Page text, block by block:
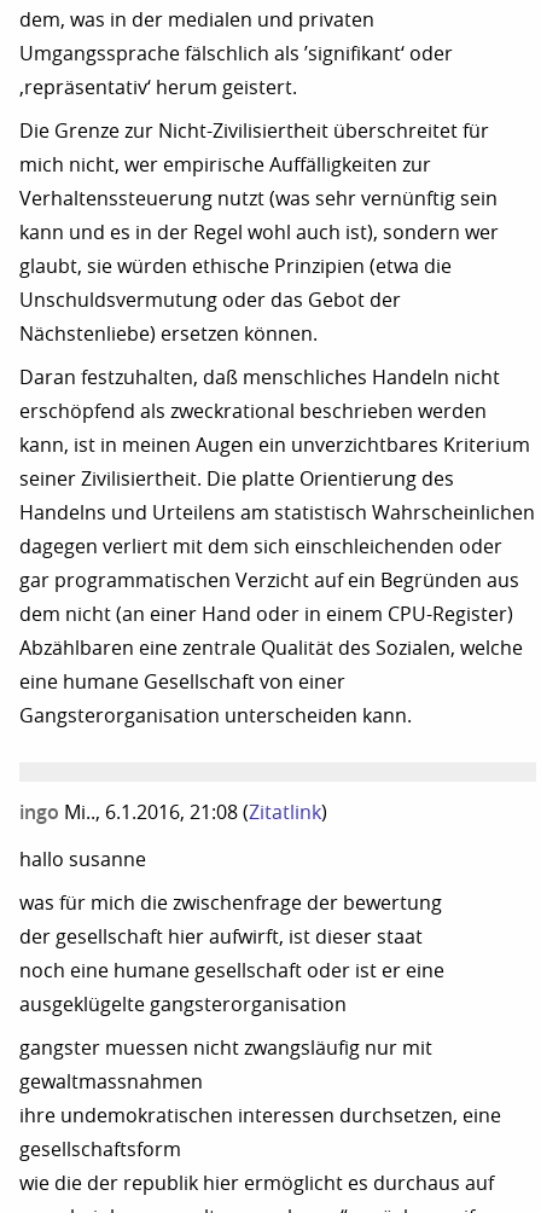
dem, was in der medialen und privaten
Umgangssprache fälschlich als ’signifikant‘ oder
‚repräsentativ‘ herum geistert.
Die Grenze zur Nicht-Zivilisiertheit überschreitet für
mich nicht, wer empirische Auffälligkeiten zur
Verhaltenssteuerung nutzt (was sehr vernünftig sein
kann und es in der Regel wohl auch ist), sondern wer
glaubt, sie würden ethische Prinzipien (etwa die
Unschuldsvermutung oder das Gebot der
Nächstenliebe) ersetzen können.
Daran festzuhalten, daß menschliches Handeln nicht
erschöpfend als zweckrational beschrieben werden
kann, ist in meinen Augen ein unverzichtbares Kriterium
seiner Zivilisiertheit. Die platte Orientierung des
Handelns und Urteilens am statistisch Wahrscheinlichen
dagegen verliert mit dem sich einschleichenden oder
gar programmatischen Verzicht auf ein Begründen aus
dem nicht (an einer Hand oder in einem CPU-Register)
Abzählbaren eine zentrale Qualität des Sozialen, welche
eine humane Gesellschaft von einer
Gangsterorganisation unterscheiden kann.
ingo Mi.., 6.1.2016, 21:08 (Zitatlink)
hallo susanne
was für mich die zwischenfrage der bewertung
der gesellschaft hier aufwirft, ist dieser staat
noch eine humane gesellschaft oder ist er eine
ausgeklügelte gangsterorganisation
gangster muessen nicht zwangsläufig nur mit
gewaltmassnahmen
ihre undemokratischen interessen durchsetzen, eine
gesellschaftsform
wie die der republik hier ermöglicht es durchaus auf